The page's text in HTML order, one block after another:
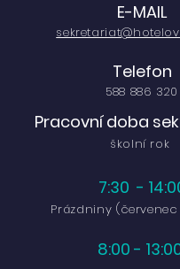
E-MAIL
Telefon
588 886 320
Pracovní doba
školní rok
7:30 -
Prázdniny
8:00 -